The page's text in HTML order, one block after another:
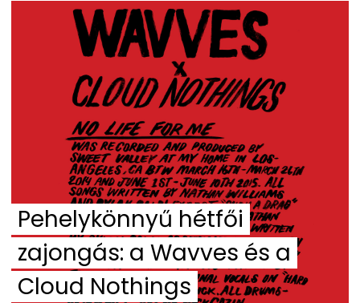
Pehelykönnyű hétfői
zajongás: a Wavves és a
Cloud Nothings